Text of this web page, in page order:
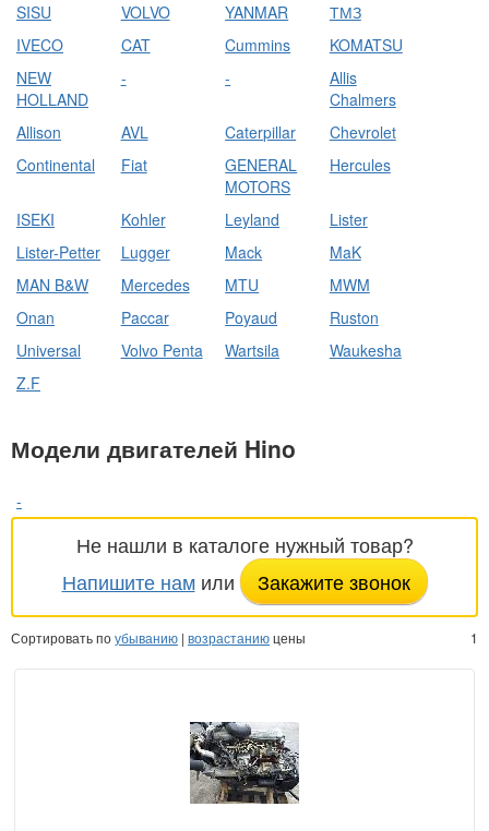
SISU
VOLVO YANMAR
ТМЗ
IVECO
CAT Cummins
KOMATSU
NEW
HOLLAND
- -
Allis
Chalmers
Allison
AVL Caterpillar
Chevrolet
Continental
Fiat
GENERAL
MOTORS
Hercules
ISEKI Kohler Leyland
Lister
Lister-Petter
Lugger Mack
MaK
MAN B&W
Mercedes MTU
MWM
Onan
Paccar Poyaud
Ruston
Universal
Volvo Penta Wartsila
Waukesha
Z.F
Модели двигателей Hino
-
Не нашли в каталоге нужный товар?
Напишите намили Закажите звонок
Сортировать поубыванию | возрастаниюцены 1